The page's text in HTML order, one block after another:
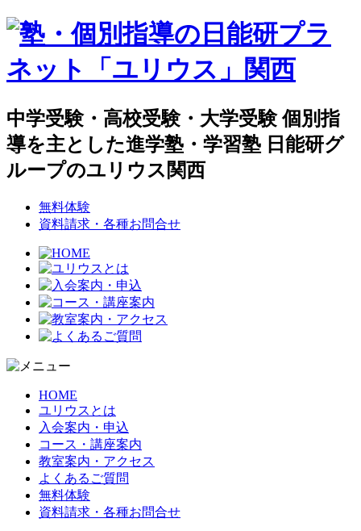
中学受験・高校受験・大学受験 個別指
導を主とした進学塾・学習塾 日能研グ
ループのユリウス関西
無料体験
資料請求・各種お問合せ
HOME
ユリウスとは
入会案内・申込
コース・講座案内
教室案内・アクセス
よくあるご質問
無料体験
資料請求・各種お問合せ